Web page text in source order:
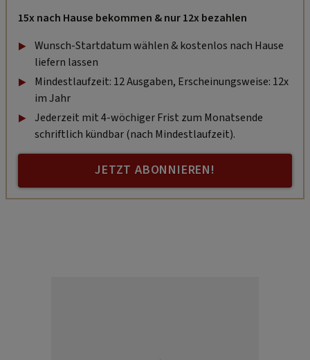
15x nach Hause bekommen & nur 12x bezahlen
Wunsch-Startdatum wählen & kostenlos nach Hause
liefern lassen
Mindestlaufzeit: 12 Ausgaben, Erscheinungsweise: 12x
im Jahr
Jederzeit mit 4-wöchiger Frist zum Monatsende
schriftlich kündbar (nach Mindestlaufzeit).
JETZT ABONNIEREN!